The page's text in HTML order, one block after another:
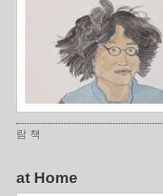
람 책
at Home